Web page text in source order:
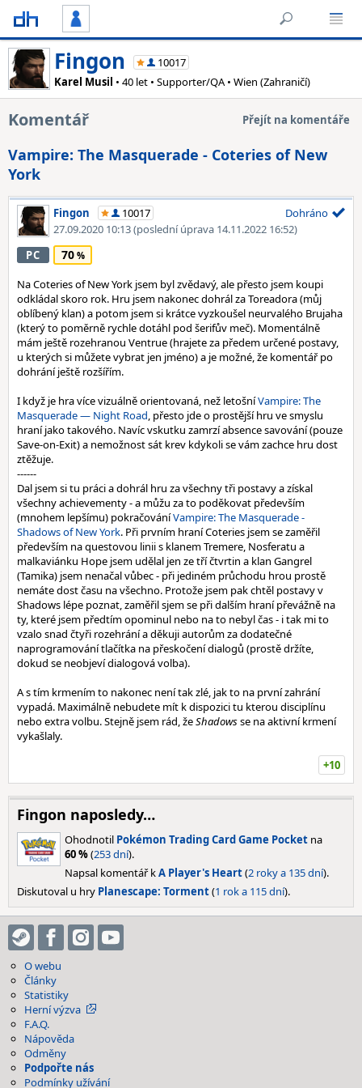
Fingon
10017
Karel Musil • 40 let • Supporter/QA • Wien (Zahraničí)
Komentář Přejít na komentáře
Vampire: The Masquerade - Coteries of New
York
Fingon
10017
27.09.2020 10:13(poslední úprava 14.11.2022 16:52)
Dohráno
PC 70
Na Coteries of New York jsem byl zvědavý, ale přesto jsem koupi
odkládal skoro rok. Hru jsem nakonec dohrál za Toreadora (můj
oblíbený klan) a potom jsem si krátce vyzkoušel neurvalého Brujaha
(který to poměrně rychle dotáhl pod šerifův meč). Momentálně
mám ještě rozehranou Ventrue (hrajete za předem určené postavy,
u kterých si můžete vybrat jen jméno) a je možné, že komentář po
dohrání ještě rozšířím.
I když je hra více vizuálně orientovaná, než letošníVampire: The
Masquerade — Night Road, přesto jde o prostější hru ve smyslu
hraní jako takového. Navíc vskutku zamrzí absence savování (pouze
Save-on-Exit) a nemožnost sát krev kdykoli se vám zachce hru dost
ztěžuje.
------
Dal jsem si tu práci a dohrál hru za všechny tři postavy a získal
všechny achievementy - a můžu za to poděkovat především
(mnohem lepšímu) pokračováníVampire: The Masquerade -
Shadows of New York. Při prvním hraní Coteries jsem se zaměřil
především na questovou linii s klanem Tremere, Nosferatu a
malkaviánku Hope jsem udělal jen ze tří čtvrtin a klan Gangrel
(Tamika) jsem nenačal vůbec - při jediném průchodu hrou prostě
nemáte dost času na všechno. Protože jsem pak chtěl postavy v
Shadows lépe poznat, zaměřil sjem se při dalším hraní převážně na
ty, které jsem předtím opominul nebo na to nebyl čas - i tak mi to
vzalo snad čtyři rozehrání a děkuji autorům za dodatečné
naprogramování tlačítka na přeskočení dialogů (prostě držíte,
dokud se neobjeví dialogová volba).
A s tím krmením to nakonec není tak zlé, jak to na první zahrání
vypadá. Maximálně nebudete mít k dispozici tu kterou disciplínu
nebo extra volbu. Stejně jsem rád, žeShadowsse na aktivní krmení
vykašlaly.
+10
Fingon naposledy…
Ohodnotil Pokémon Trading Card Game Pocket na
60 %(253 dní).
Napsal komentář kA Player's Heart(2 roky a 135 dní).
Diskutoval u hry Planescape: Torment(1 rok a 115 dní).
O webu
Články
Statistiky
Herní výzva
F.A.Q.
Nápověda
Odměny
Podpořte nás
Podmínky užívání